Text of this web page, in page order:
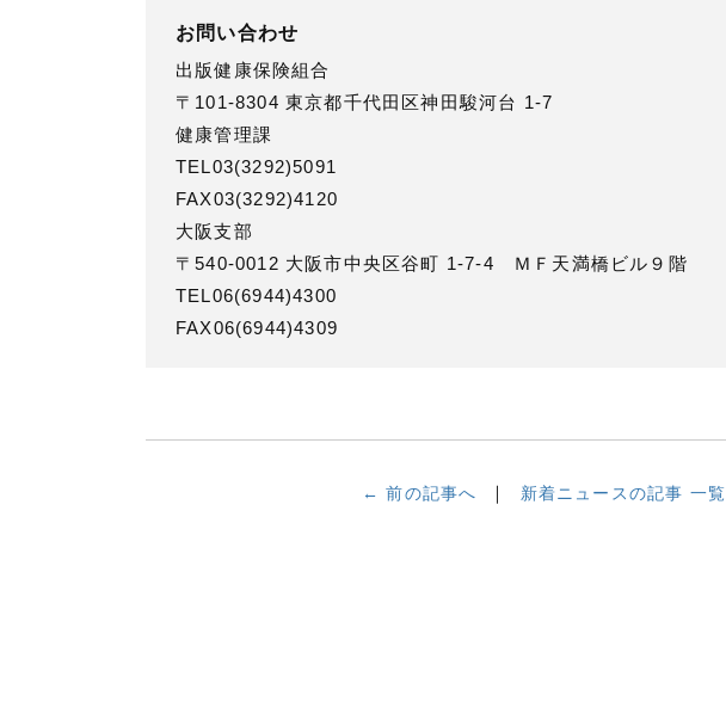
お問い合わせ
出版健康保険組合
〒101-8304 東京都千代田区神田駿河台 1-7
健康管理課
TEL03(3292)5091
FAX03(3292)4120
大阪支部
〒540-0012 大阪市中央区谷町 1-7-4 ＭＦ天満橋ビル９階
TEL06(6944)4300
FAX06(6944)4309
← 前の記事へ 新着ニュースの記事 一覧